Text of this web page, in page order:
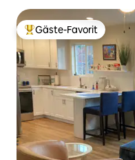
Beliebter Gäste-Favorit.
Gäste-Favorit